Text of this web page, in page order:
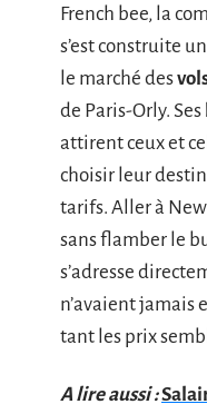
French bee, la
s’est construite
le marché des
de Paris-Orly. Ses
attirent ceux et
choisir leur
tarifs. Aller à
sans flamber le
s’adresse
n’avaient jamais
tant les prix
A lire aussi :